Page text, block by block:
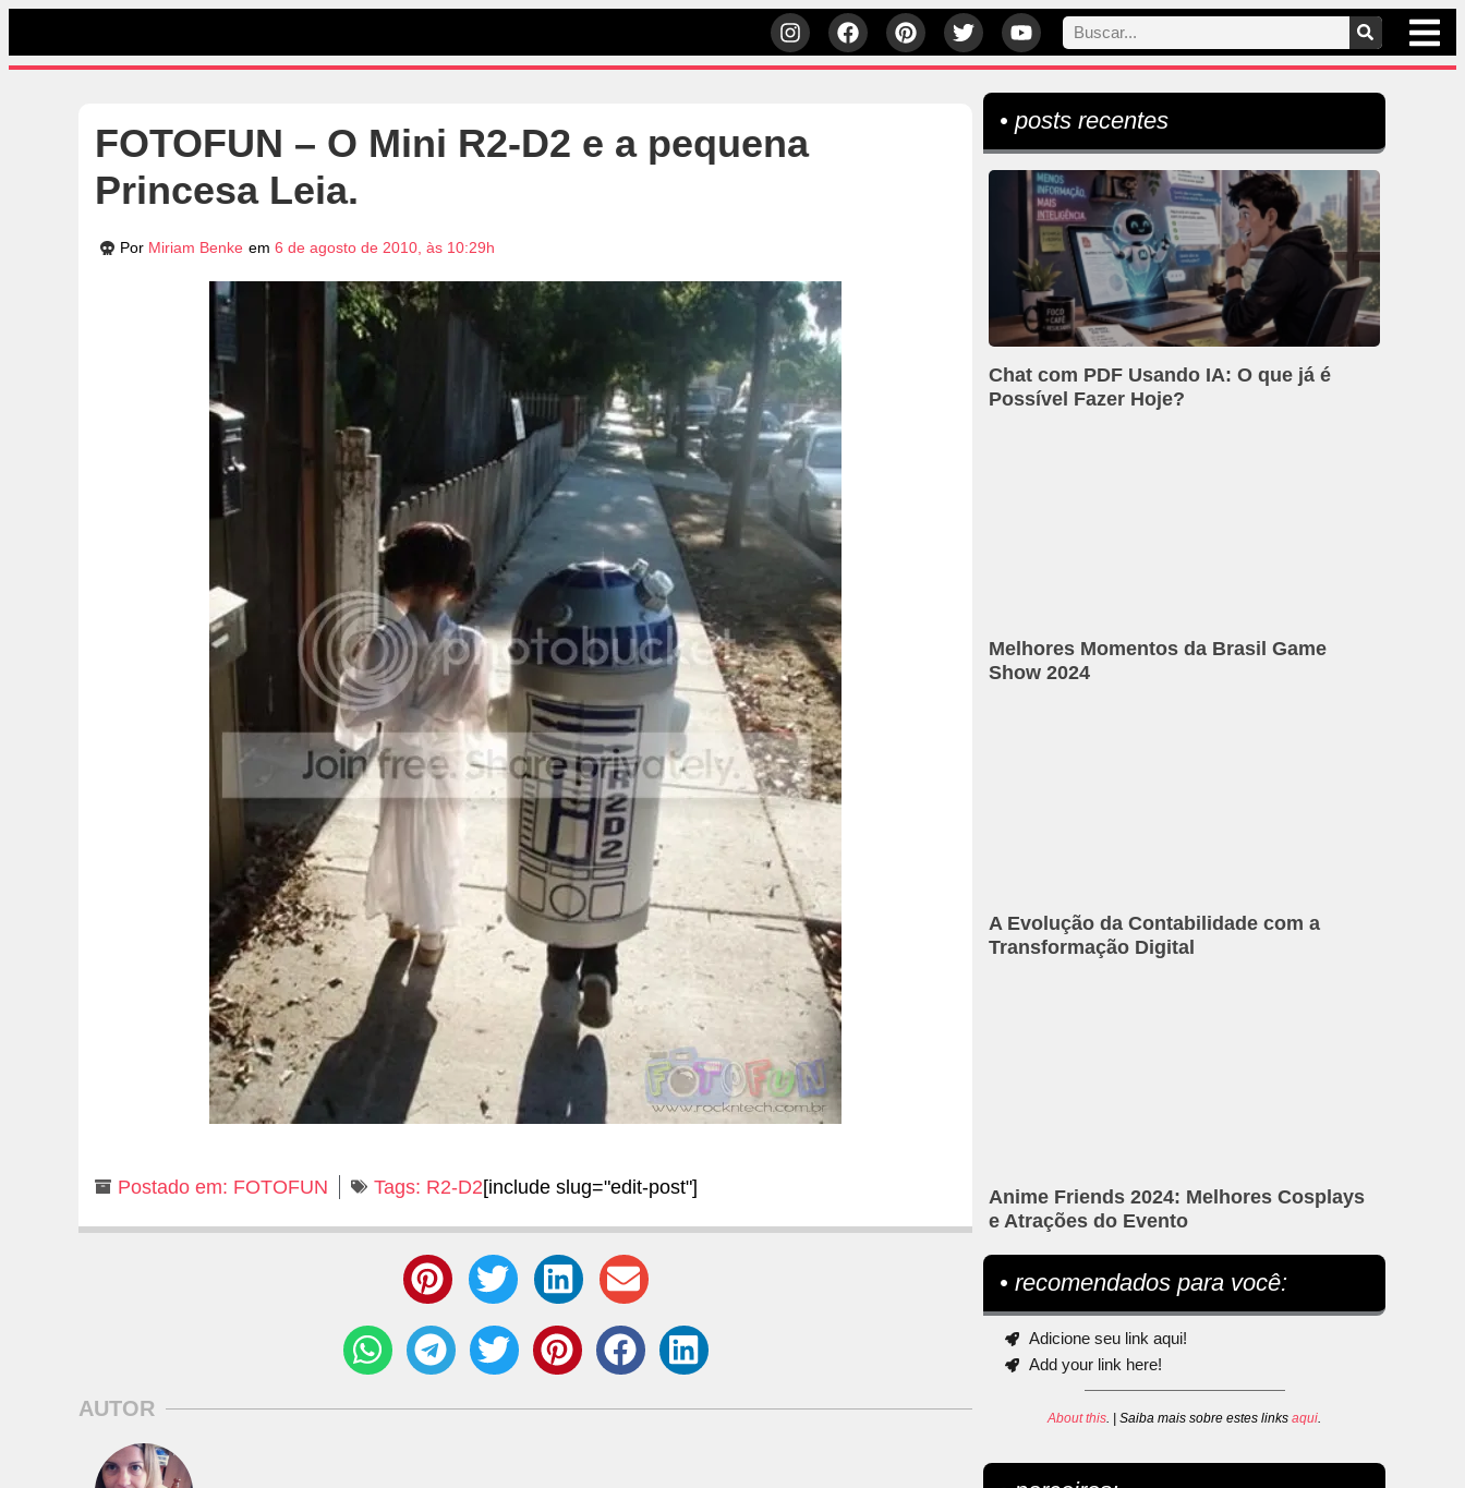
FOTOFUN – O Mini R2-D2 e a pequena
Princesa Leia.
Por Miriam Benke em 6 de agosto de 2010, às 10:29h
Postado em: FOTOFUN Tags: R2-D2[include slug="edit-post"]
AUTOR
• posts recentes
Chat com PDF Usando IA: O que já é
Possível Fazer Hoje?
Melhores Momentos da Brasil Game
Show 2024
A Evolução da Contabilidade com a
Transformação Digital
Anime Friends 2024: Melhores Cosplays
e Atrações do Evento
• recomendados para você:
Adicione seu link aqui!
Add your link here!
About this. | Saiba mais sobre estes linksaqui.